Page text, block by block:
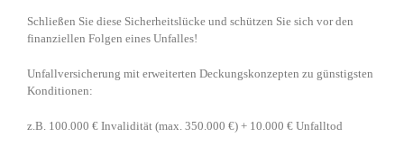
Schließen Sie diese Sicherheitslücke und schützen Sie sich vor den
finanziellen Folgen eines Unfalles!
Unfallversicherung mit erweiterten Deckungskonzepten zu günstigsten
Konditionen:
z.B. 100.000 € Invalidität (max. 350.000 €) + 10.000 € Unfalltod